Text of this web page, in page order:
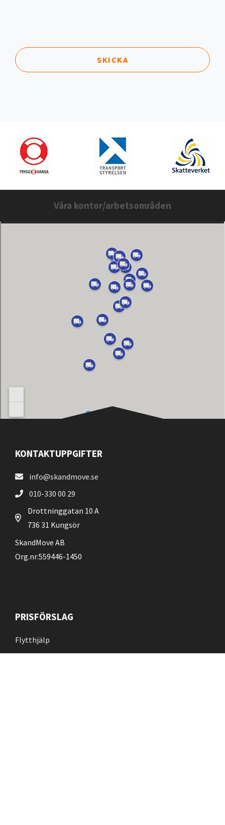
SKICKA
Våra kontor/arbetsområden
KONTAKTUPPGIFTER
info@skandmove.se
010-330 00 29
Drottninggatan 10 A
736 31 Kungsör
SkandMove AB
Org.nr:559446-1450
PRISFÖRSLAG
Flytthjälp